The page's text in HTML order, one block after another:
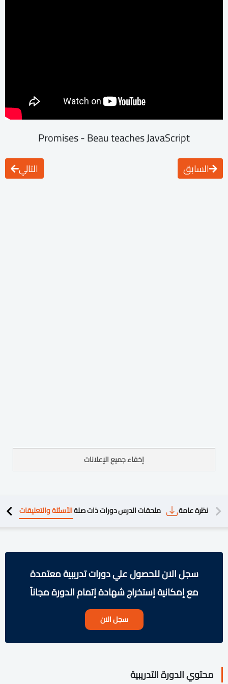
Promises - Beau teaches JavaScript
السابق التالي
إخفاء جميع الإعلانات
نظرة عامة ملحقات الدرسدورات ذات صلةالأسئلة والتعليقات
سجل الان للحصول علي دورات تدريبية معتمدة
مع إمكانية إستخراج شهادة إتمام الدورة مجاناً
سجل الان
محتوي الدورة التدريبية